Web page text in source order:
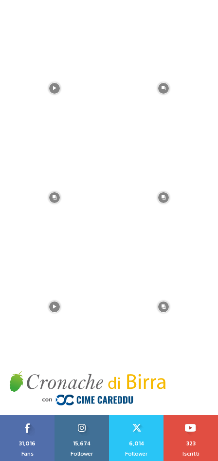
31,016
Fans
15,674
Follower
6,014
Follower
323
Iscritti